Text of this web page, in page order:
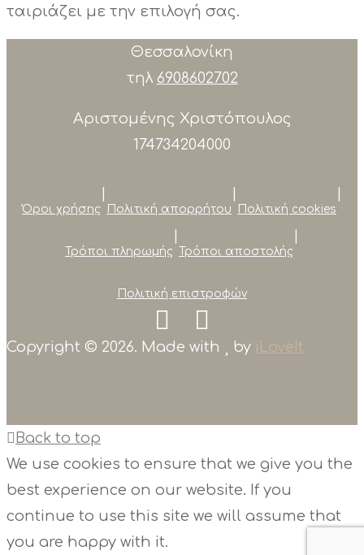
ταιριάζει με την επιλογή σας.
Θεσσαλονίκη
τηλ 6908602702
Αριστομένης Χριστόπουλος
174734204000
Όροι χρήσης Πολιτική απορρήτου Πολιτική cookies
Τρόποι πληρωμής Τρόποι αποστολής
Πολιτική επιστροφών
Copyright © 2026. Made with by iLoveIt
Back to top
We use cookies to ensure that we give you the
best experience on our website. If you
continue to use this site we will assume that
you are happy with it.